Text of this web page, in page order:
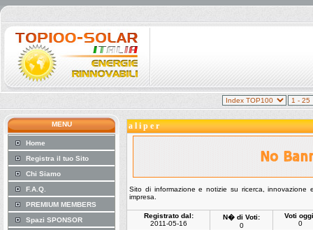
MENU
Home
Registra il tuo Sito
Chi Siamo
F.A.Q.
PREMIUM MEMBERS
Spazi SPONSOR
a l i p e r
Sito di informazione e notizie su ricerca, innovazione
impresa.
Registrato dal:
2011-05-16
N� di Voti:
0
Voti
0